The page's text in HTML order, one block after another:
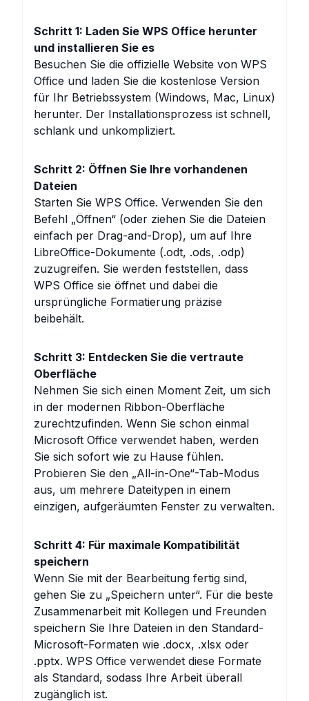
Schritt 1: Laden Sie WPS Office herunter
und installieren Sie es
Besuchen Sie die offizielle Website von WPS
Office und laden Sie die kostenlose Version
für Ihr Betriebssystem (Windows, Mac, Linux)
herunter. Der Installationsprozess ist schnell,
schlank und unkompliziert.
Schritt 2: Öffnen Sie Ihre vorhandenen
Dateien
Starten Sie WPS Office. Verwenden Sie den
Befehl „Öffnen“ (oder ziehen Sie die Dateien
einfach per Drag-and-Drop), um auf Ihre
LibreOffice-Dokumente (.odt, .ods, .odp)
zuzugreifen. Sie werden feststellen, dass
WPS Office sie öffnet und dabei die
ursprüngliche Formatierung präzise
beibehält.
Schritt 3: Entdecken Sie die vertraute
Oberfläche
Nehmen Sie sich einen Moment Zeit, um sich
in der modernen Ribbon-Oberfläche
zurechtzufinden. Wenn Sie schon einmal
Microsoft Office verwendet haben, werden
Sie sich sofort wie zu Hause fühlen.
Probieren Sie den „All-in-One“-Tab-Modus
aus, um mehrere Dateitypen in einem
einzigen, aufgeräumten Fenster zu verwalten.
Schritt 4: Für maximale Kompatibilität
speichern
Wenn Sie mit der Bearbeitung fertig sind,
gehen Sie zu „Speichern unter“. Für die beste
Zusammenarbeit mit Kollegen und Freunden
speichern Sie Ihre Dateien in den Standard-
Microsoft-Formaten wie .docx, .xlsx oder
.pptx. WPS Office verwendet diese Formate
als Standard, sodass Ihre Arbeit überall
zugänglich ist.